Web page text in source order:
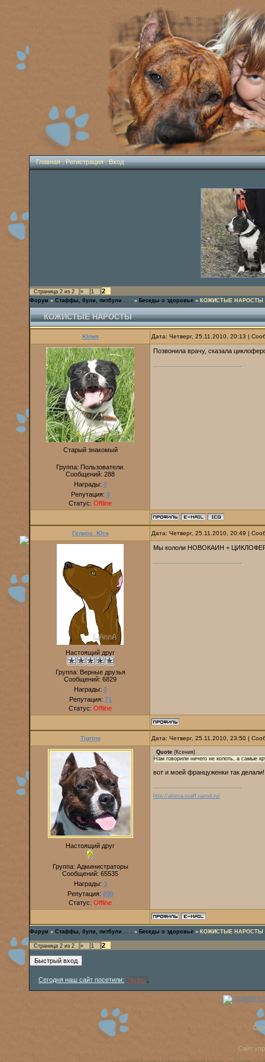
Главная|Регистрация|Вход
Страница 2 из 2 « 1 2
Форум » Стаффы, були, питбули . . . » Беседы о здоровье » КОЖИСТЫЕ НАРОСТЫ
КОЖИСТЫЕ НАРОСТЫ
Юлия Дата: Четверг, 25.11.2010, 20:13 |
Старый знакомый
Группа: Пользователи.
Сообщений: 288
Награды: 0
Репутация: 0
Статус: Offline
Позвонила врачу, сказала
Гелиос_Юта Дата: Четверг, 25.11.2010, 20:49 |
Настоящий друг
Группа: Верные друзья
Сообщений: 6829
Награды: 0
Репутация: 71
Статус: Offline
Мы кололи НОВОКАИН +
Tigrino Дата: Четверг, 25.11.2010, 23:50 |
Настоящий друг
Группа: Администраторы
Сообщений: 65535
Награды: 3
Репутация: 890
Статус: Offline
Quote (Ксения)
Нам говорили ничего не колоть, а самые
вот и моей француженки так делали!
http://alterra-staff.narod.ru/
Форум » Стаффы, були, питбули . . . » Беседы о здоровье » КОЖИСТЫЕ НАРОСТЫ
Страница 2 из 2 « 1 2
Сегодня наш сайт посетили: Tigrino
Сайт